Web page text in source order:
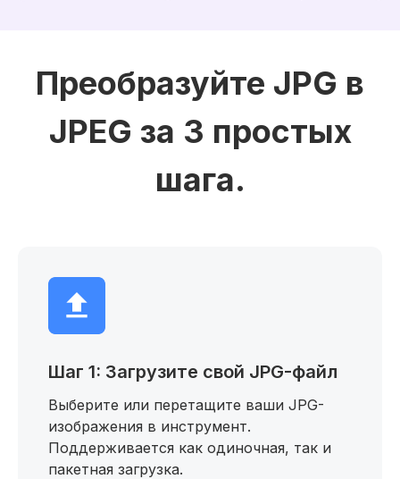
Преобразуйте JPG в
JPEG за 3 простых
шага.
Шаг 1: Загрузите свой JPG-файл
Выберите или перетащите ваши JPG-
изображения в инструмент.
Поддерживается как одиночная, так и
пакетная загрузка.